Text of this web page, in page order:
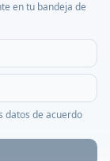
en tu bandeja de
datos de acuerdo